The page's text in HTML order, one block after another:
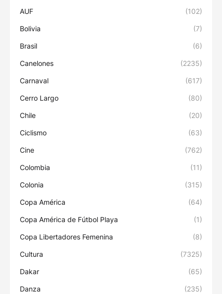
AUF (102)
Bolivia (7)
Brasil (6)
Canelones (2235)
Carnaval (617)
Cerro Largo (80)
Chile (20)
Ciclismo (63)
Cine (762)
Colombia (11)
Colonia (315)
Copa América (64)
Copa América de Fútbol Playa (1)
Copa Libertadores Femenina (8)
Cultura (7325)
Dakar (65)
Danza (235)